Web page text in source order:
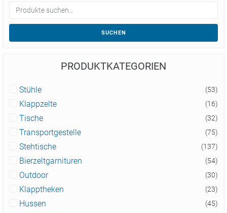
SUCHEN
PRODUKTKATEGORIEN
Stühle (53)
Klappzelte (16)
Tische (32)
Transportgestelle (75)
Stehtische (137)
Bierzeltgarnituren (54)
Outdoor (30)
Klapptheken (23)
Hussen (45)